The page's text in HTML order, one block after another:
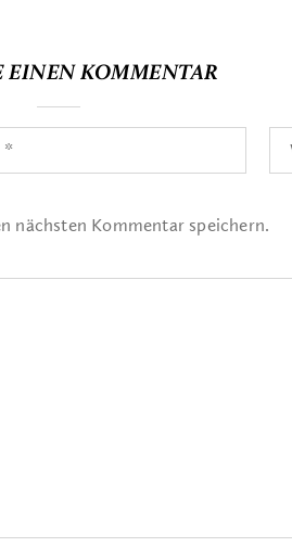
EINEN KOMMENTAR
nächsten Kommentar speichern.